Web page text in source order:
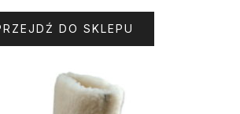
DO SKLEPU